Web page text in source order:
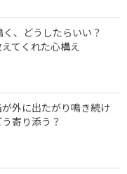
く、どうしたらいい？
てくれた心構え
外に出たがり鳴き続け
寄り添う？